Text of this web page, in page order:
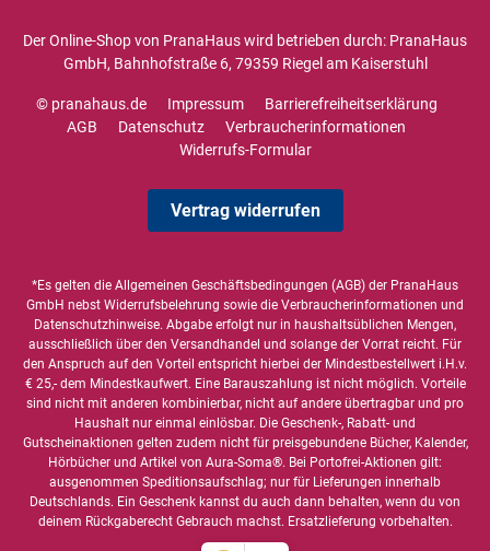
Der Online-Shop von PranaHaus wird betrieben durch: PranaHaus
GmbH, Bahnhofstraße 6, 79359 Riegel am Kaiserstuhl
© pranahaus.de Impressum
Barrierefreiheitserklärung
AGB
Datenschutz
Verbraucherinformationen
Widerrufs-Formular
Vertrag widerrufen
*Es gelten die Allgemeinen Geschäftsbedingungen (AGB) der PranaHaus
GmbH nebst Widerrufsbelehrung sowie die Verbraucherinformationen und
Datenschutzhinweise. Abgabe erfolgt nur in haushaltsüblichen Mengen,
ausschließlich über den Versandhandel und solange der Vorrat reicht. Für
den Anspruch auf den Vorteil entspricht hierbei der Mindestbestellwert i.H.v.
€ 25,- dem Mindestkaufwert. Eine Barauszahlung ist nicht möglich. Vorteile
sind nicht mit anderen kombinierbar, nicht auf andere übertragbar und pro
Haushalt nur einmal einlösbar. Die Geschenk-, Rabatt- und
Gutscheinaktionen gelten zudem nicht für preisgebundene Bücher, Kalender,
Hörbücher und Artikel von Aura-Soma®. Bei Portofrei-Aktionen gilt:
ausgenommen Speditionsaufschlag; nur für Lieferungen innerhalb
Deutschlands. Ein Geschenk kannst du auch dann behalten, wenn du von
deinem Rückgaberecht Gebrauch machst. Ersatzlieferung vorbehalten.